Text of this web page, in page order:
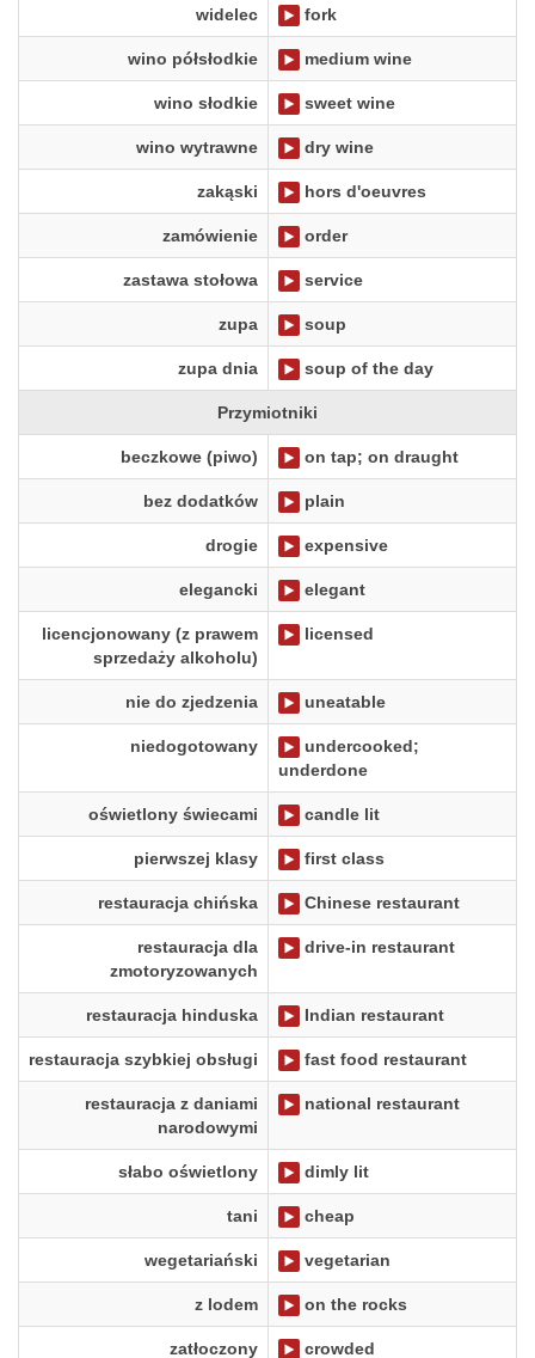
widelec fork
wino półsłodkie medium wine
wino słodkie sweet wine
wino wytrawne dry wine
zakąski hors d'oeuvres
zamówienie order
zastawa stołowa service
zupa soup
zupa dnia soup of the day
Przymiotniki
beczkowe (piwo) on tap; on draught
bez dodatków plain
drogie expensive
elegancki elegant
licencjonowany (z prawem
sprzedaży alkoholu)
licensed
nie do zjedzenia uneatable
niedogotowany
undercooked;
underdone
oświetlony świecami candle lit
pierwszej klasy first class
restauracja chińska Chinese restaurant
restauracja dla
zmotoryzowanych
drive-in restaurant
restauracja hinduska Indian restaurant
restauracja szybkiej obsługi fast food restaurant
restauracja z daniami
narodowymi
national restaurant
słabo oświetlony dimly lit
tani cheap
wegetariański vegetarian
z lodem on the rocks
zatłoczony crowded